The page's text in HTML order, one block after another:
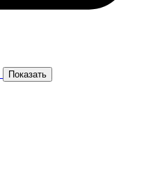
Показать